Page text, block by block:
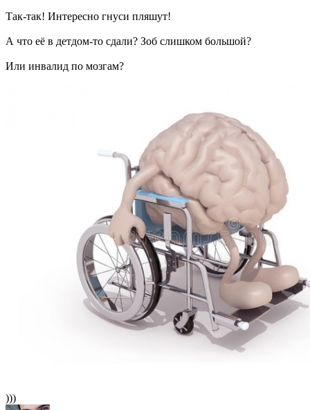
Так-так! Интересно гнуси пляшут!
А что её в детдом-то сдали? Зоб слишком большой?
Или инвалид по мозгам?
)))